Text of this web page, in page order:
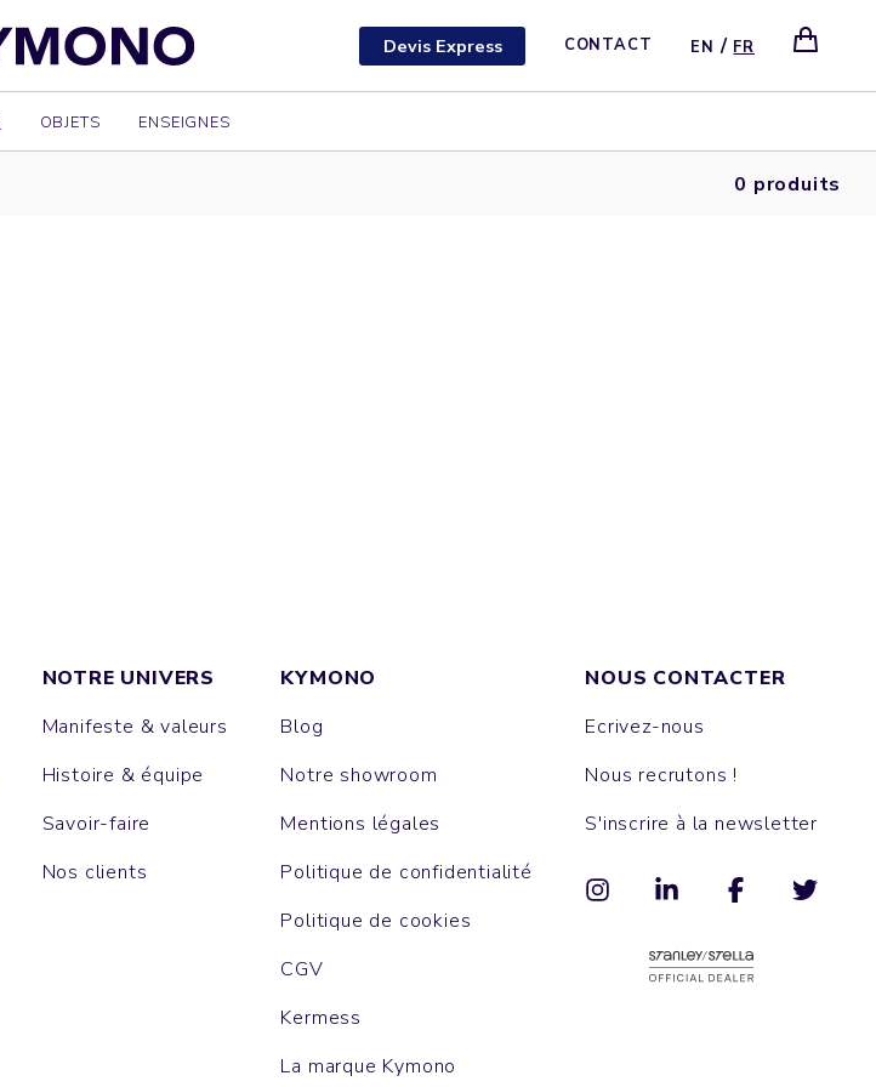
Devis Express CONTACT EN / FR
OBJETS ENSEIGNES
0 produits
NOTRE UNIVERS
Manifeste & valeurs
Histoire & équipe
Savoir-faire
Nos clients
KYMONO
Blog
Notre showroom
Mentions légales
Politique de confidentialité
Politique de cookies
CGV
Kermess
La marque Kymono
NOUS CONTACTER
Ecrivez-nous
Nous recrutons !
S'inscrire à la newsletter